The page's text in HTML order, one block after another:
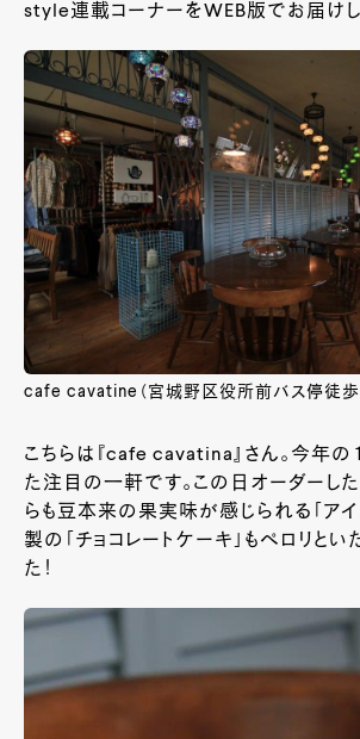
style連載コーナーをWEB版でお届けし
cafe cavatine（宮城野区役所前バス停徒歩
こちらは『cafe cavatina』さん。今年の
た注目の一軒です。この日オーダーし
らも豆本来の果実味が感じられる「アイ
製の「チョコレートケーキ」もペロリとい
た！